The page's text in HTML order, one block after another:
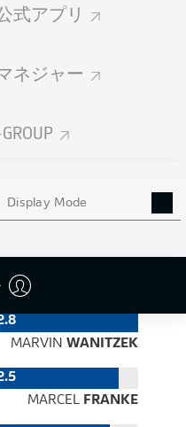
式アプリ
ネジャー
Display Mode
85 %
MARVIN WANITZEK
MARCELFRANKE